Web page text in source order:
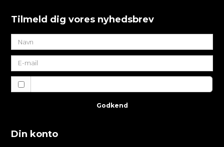
Tilmeld dig vores nyhedsbrev
Godkend
Din konto